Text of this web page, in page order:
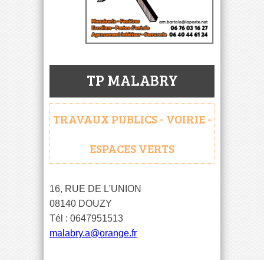
TP MALABRY
TRAVAUX PUBLICS - VOIRIE -
ESPACES VERTS
16, RUE DE L'UNION
08140 DOUZY
Tél : 0647951513
malabry.a@orange.fr